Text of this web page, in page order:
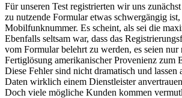
Für unseren Test registrierten wir uns
zu nutzende Formular etwas schwergängig
Mobilfunknummer. Es scheint, als sei die
Ebenfalls seltsam war, dass das
vom Formular belehrt zu werden, es seien
Fertiglösung amerikanischer Provenienz zum
Diese Fehler sind nicht dramatisch und
Daten wirklich einem Dienstleister
Doch viele mögliche Kunden kommen